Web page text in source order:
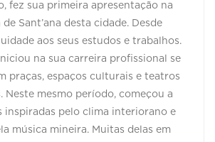
fez sua primeira apresentação na
Sant’ana desta cidade. Desde
aos seus estudos e trabalhos.
na sua carreira profissional se
praças, espaços culturais e teatros
Neste mesmo período, começou a
inspiradas pelo clima interiorano e
música mineira. Muitas delas em